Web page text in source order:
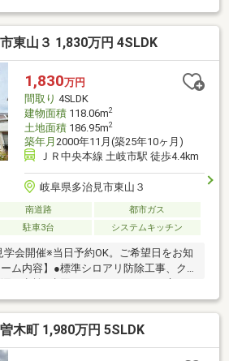
らご都合の良いお日にちをお選びくだ
通話無料】0572-21-2201スマホの方は
プ！≪ 資料請求 ≫オレンジのボタンを
～～～～～～～～◇確かな実績で創業
みたい家にする LIXIL不動産ショップマ
～～～～～◇
東山３ 1,830万円 4SLDK
1,830万円
間取り 4SLDK
建物面積118.06m2
土地面積186.95m2
築年月 2000年11月(築25年10ヶ月)
ＪＲ中央本線 土岐市駅 徒歩4.4km
岐阜県多治見市東山３
南道路
都市ガス
駐車3台 システムキッチン
会開催※当日予約OK。ご希望日をお知
ム内容】●標準シロアリ防除工事、ク
イレ交換、洗面化粧台交換●内装クロ
・襖張替え●その他設備給湯器交換、
報器設置、照明器具交換【おすすめポ
より住宅ローン減税が適用されま
木町 1,980万円 5SLDK